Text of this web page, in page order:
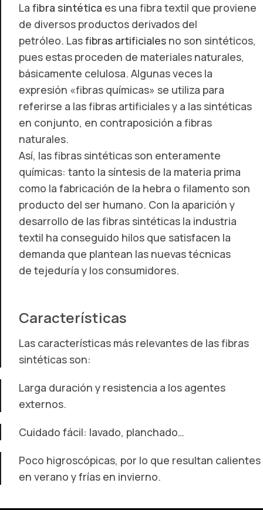
La fibra sintética es una fibra textil que proviene
de diversos productos derivados del
petróleo. Lasfibras artificiales no son sintéticos,
pues estas proceden de materiales naturales,
básicamente celulosa. Algunas veces la
expresión «fibras químicas» se utiliza para
referirse a las fibras artificiales y a las sintéticas
en conjunto, en contraposición a fibras
naturales.
Así, las fibras sintéticas son enteramente
químicas: tanto la síntesis de la materia prima
como la fabricación de la hebra o filamento son
producto del ser humano. Con la aparición y
desarrollo de las fibras sintéticas la industria
textil ha conseguido hilos que satisfacen la
demanda que plantean las nuevas técnicas
de tejeduría y los consumidores.
Características
Las características más relevantes de las fibras
sintéticas son:
Larga duración y resistencia a los agentes
externos.
Cuidado fácil: lavado, planchado…
Poco higroscópicas, por lo que resultan calientes
en verano y frías en invierno.